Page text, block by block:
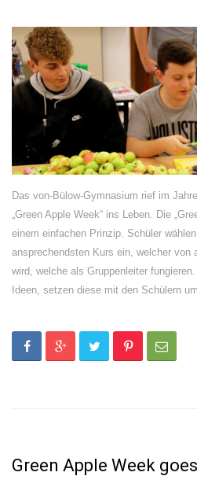
Das von-Bülow-Gymnasium rief im
„Green Apple Week“ ins Leben. Die
einem einfachen Prinzip. Schüler
ansprechendsten Kurs ein, welcher von
wird, welche als Gruppenleiter
Ideen, setzen diese mit den Schülern
Green Apple Week